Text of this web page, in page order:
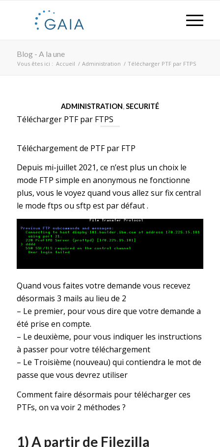
Blog - A la une
Vous êtes ici : Accueil / Administration / Télécharger PTF par FTPS
ADMINISTRATION,SECURITÉ
Télécharger PTF par FTPS
Téléchargement de PTF par FTP
Depuis mi-juillet 2021, ce n’est plus un choix le
mode FTP simple en anonymous ne fonctionne
plus, vous le voyez quand vous allez sur fix central
le mode ftps ou sftp est par défaut .
Quand vous faites votre demande vous recevez
désormais 3 mails au lieu de 2
– Le premier, pour vous dire que votre demande a
été prise en compte.
– Le deuxième, pour vous indiquer les instructions
à passer pour votre téléchargement
– Le Troisième (nouveau) qui contiendra le mot de
passe que vous devrez utiliser
Comment faire désormais pour télécharger ces
PTFs, on va voir 2 méthodes ?
1) A partir de Filezilla